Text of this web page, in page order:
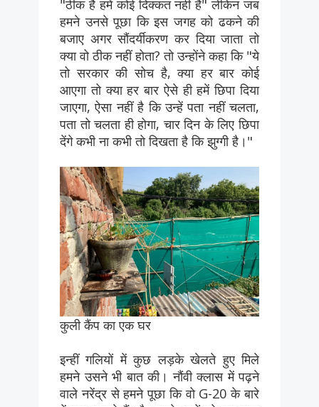
"ठीक है हमें कोई दिक्कत नहीं है" लेकिन जब
हमने उनसे पूछा कि इस जगह को ढकने की
बजाए अगर सौंदर्यीकरण कर दिया जाता तो
क्या वो ठीक नहीं होता? तो उन्होंने कहा कि "ये
तो सरकार की सोच है, क्या हर बार कोई
आएगा तो क्या हर बार ऐसे ही हमें छिपा दिया
जाएगा, ऐसा नहीं है कि उन्हें पता नहीं चलता,
पता तो चलता ही होगा, चार दिन के लिए छिपा
देंगे कभी ना कभी तो दिखता है कि झुग्गी है।"
कुली कैंप का एक घर
इन्हीं गलियों में कुछ लड़के खेलते हुए मिले
हमने उसने भी बात की। नौंवी क्लास में पढ़ने
वाले नरेंद्र से हमने पूछा कि वो G-20 के बारे